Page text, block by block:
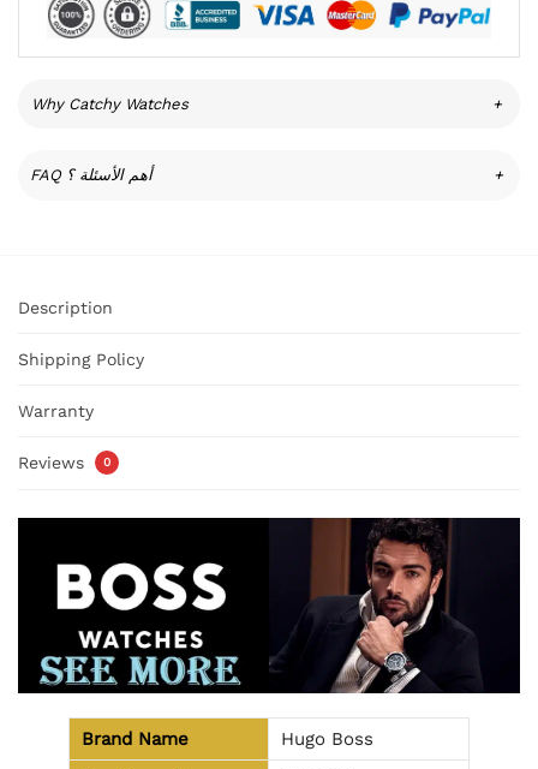
Why Catchy Watches +
FAQ أهم الأسئلة ؟ +
Description
Shipping Policy
Warranty
Reviews 0
Brand Name
Hugo Boss